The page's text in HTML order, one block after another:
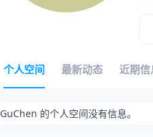
个人空间 最新动态 近期信
GuChen 的个人空间没有信息。